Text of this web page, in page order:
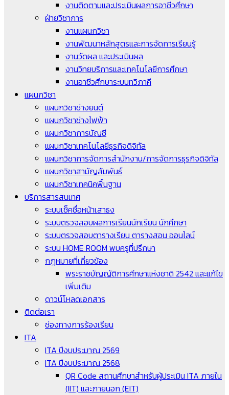
งานติดตามและประเมินผลการอาชีวศึกษา
ฝ่ายวิชาการ
งานแผนกวิชา
งานพัฒนาหลักสูตรและการจัดการเรียนรู้
งานวัดผล และประเมินผล
งานวิทยบริการและเทคโนโลยีการศึกษา
งานอาชีวศึกษาระบบทวิภาคี
แผนกวิชา
แผนกวิชาช่างยนต์
แผนกวิชาช่างไฟฟ้า
แผนกวิชาการบัญชี
แผนกวิชาเทคโนโลยีธุรกิจดิจิทัล
แผนกวิชาการจัดการสำนักงาน/การจัดการธุรกิจดิจิทัล
แผนกวิชาสามัญสัมพันธ์
แผนกวิชาเทคนิคพื้นฐาน
บริการสารสนเทศ
ระบบเช็คชื่อหน้าเสาธง
ระบบตรวจสอบผลการเรียนนักเรียน นักศึกษา
ระบบตรวจสอบตารางเรียน ตารางสอน ออนไลน์
ระบบ HOME ROOM พบครูที่ปรึกษา
กฎหมายที่เกี่ยวข้อง
พระราชบัญญัติการศึกษาแห่งชาติ 2542 และแก้ไข
เพิ่มเติม
ดาวน์โหลดเอกสาร
ติดต่อเรา
ช่องทางการร้องเรียน
ITA
ITA ปีงบประมาณ 2569
ITA ปีงบประมาณ 2568
QR Code สถานศึกษาสำหรับผู้ประเมิน ITA ภายใน
(IIT) และภายนอก (EIT)